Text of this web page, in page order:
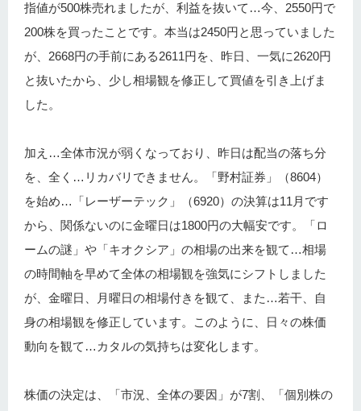
指値が500株売れましたが、利益を抜いて…今、2550円で
200株を買ったことです。本当は2450円と思っていました
が、2668円の手前にある2611円を、昨日、一気に2620円
と抜いたから、少し相場観を修正して買値を引き上げま
した。
加え…全体市況が弱くなっており、昨日は配当の落ち分
を、全く…リカバリできません。「野村証券」（8604）
を始め…「レーザーテック」（6920）の決算は11月です
から、関係ないのに金曜日は1800円の大幅安です。「ロ
ームの謎」や「キオクシア」の相場の出来を観て…相場
の時間軸を早めて全体の相場観を強気にシフトしました
が、金曜日、月曜日の相場付きを観て、また…若干、自
身の相場観を修正しています。このように、日々の株価
動向を観て…カタルの気持ちは変化します。
株価の決定は、「市況、全体の要因」が7割、「個別株の